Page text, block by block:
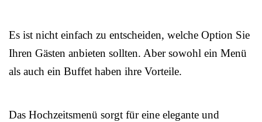
Es ist nicht einfach zu entscheiden, welche Option Sie
Ihren Gästen anbieten sollten. Aber sowohl ein Menü
als auch ein Buffet haben ihre Vorteile.
Das Hochzeitsmenü sorgt für eine elegante und